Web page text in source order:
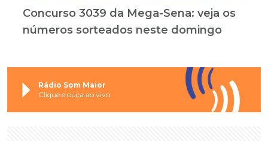
Concurso 3039 da Mega-Sena: veja os
números sorteados neste domingo
Rádio Som Maior
Clique e ouça ao vivo